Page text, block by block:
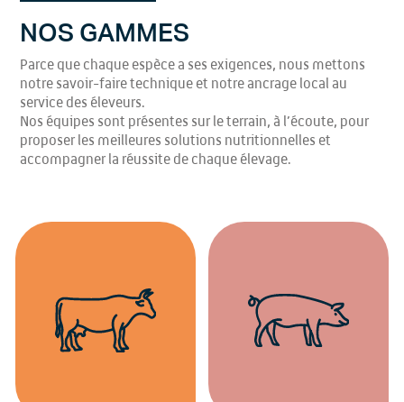
NOS GAMMES
Parce que chaque espèce a ses exigences, nous mettons
notre savoir-faire technique et notre ancrage local au
service des éleveurs.
Nos équipes sont présentes sur le terrain, à l’écoute, pour
proposer les meilleures solutions nutritionnelles et
accompagner la réussite de chaque élevage.